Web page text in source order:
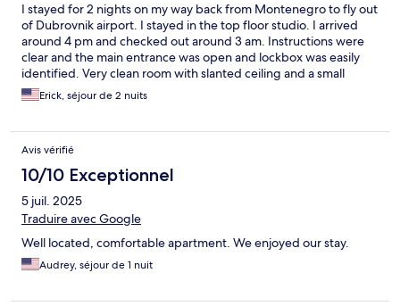
I stayed for 2 nights on my way back from Montenegro to fly out
of Dubrovnik airport. I stayed in the top floor studio. I arrived
around 4 pm and checked out around 3 am. Instructions were
clear and the main entrance was open and lockbox was easily
identified. Very clean room with slanted ceiling and a small
kitchen perfect if you want to prepare a couple meals, also had a
small washer/dryer unit. The place was also really easy to access
Greetings from California.
Erick, séjour de 2 nuits
Avis vérifié
10/10 Exceptionnel
5 juil. 2025
Traduire avec Google
Well located, comfortable apartment. We enjoyed our stay.
Audrey, séjour de 1 nuit